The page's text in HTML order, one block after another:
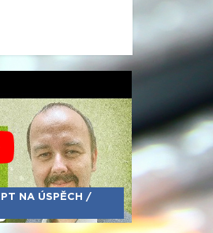
NA ÚSPĚCH /